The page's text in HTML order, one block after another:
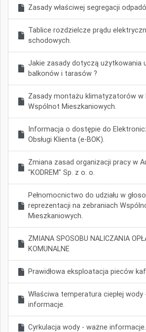
Zasady właściwej segregacji
Tablice rozdzielcze prądu
schodowych.
Jakie zasady dotyczą użytkowania
balkonów i tarasów ?
Zasady montażu klimatyzatorów w
Wspólnot Mieszkaniowych.
Informacja o dostępie do
Obsługi Klienta (e-BOK).
Zmiana zasad organizacji pracy w
"KODREM" Sp. z o. o.
Pełnomocnictwo do udziału w
reprezentacji na zebraniach
Mieszkaniowych.
ZMIANA SPOSOBU NALICZANIA
KOMUNALNE
Prawidłowa eksploatacja pieców
Właściwa temperatura ciepłej wody
informacje.
Cyrkulacja wody - ważne informacje.